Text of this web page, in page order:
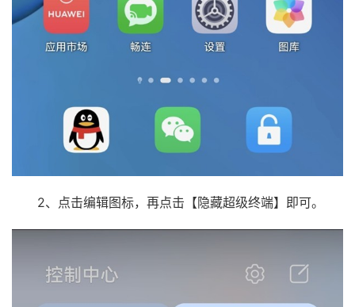
2、点击编辑图标，再点击【隐藏超级终端】即可。